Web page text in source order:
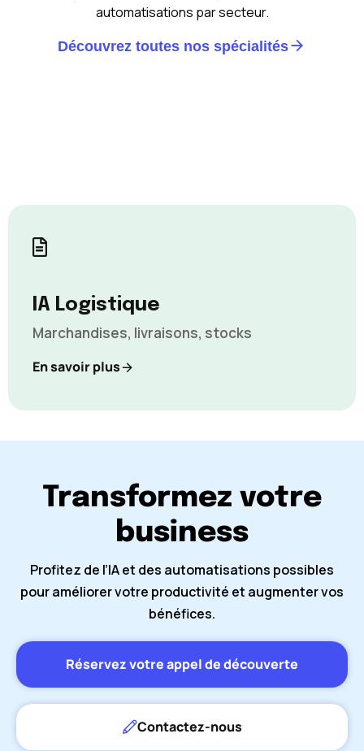
automatisations par secteur.
Découvrez toutes nos spécialités
IA Logistique
Marchandises, livraisons, stocks
En savoir plus
Transformez votre
business
Profitez de l’IA et des automatisations possibles
pour améliorer votre productivité et augmenter vos
bénéfices.
Réservez votre appel de découverte
Contactez-nous